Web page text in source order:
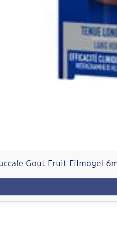
Gout Fruit Filmogel